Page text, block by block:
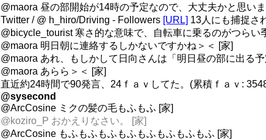
@maora 昼の部開始が14時の予定なので、大丈夫かと思い
Twitter / @ h_hiro/Driving - Followers [URL] 13人にも捕捉さ
@bicycle_tourist 寒さ的な意味で、自転車に乗るのがつらい
@maora 明日朝に連絡するしかないですかね＞＜ [家]
@maora あれ、もしかして日向さんは「明日昼の部に出る
@maora あらら＞＜ [家]
直近約24時間で90発言、24ｆａｖしてた。(累積ｆａｖ:
@sysecond
@ArcCosine ミクの髪の毛もふもふ [家]
@koziro_P おかえりなさい。 [家]
@ArcCosine もふもふもふもふもふもふもふもふ [家]